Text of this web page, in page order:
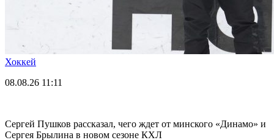
Хоккей
08.08.26 11:11
Сергей Пушков рассказал, чего ждет от минского «Динамо» и
Сергея Брылина в новом сезоне КХЛ